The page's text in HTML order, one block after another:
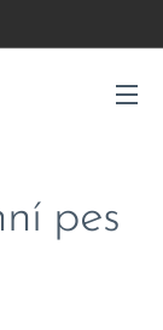
pes